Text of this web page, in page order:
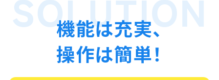
機能は充実、
操作は簡単！